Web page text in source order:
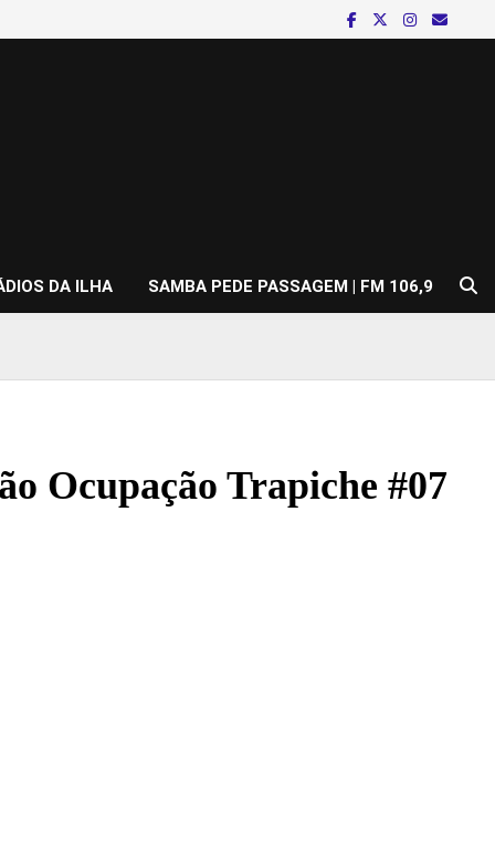
DA ILHA SAMBA PEDE PASSAGEM | FM 106,9
Ocupação Trapiche #07